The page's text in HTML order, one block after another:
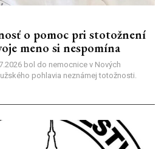
o pomoc pri stotožnení
meno si nespomína
bol do nemocnice v Nových
pohlavia neznámej totožnosti.